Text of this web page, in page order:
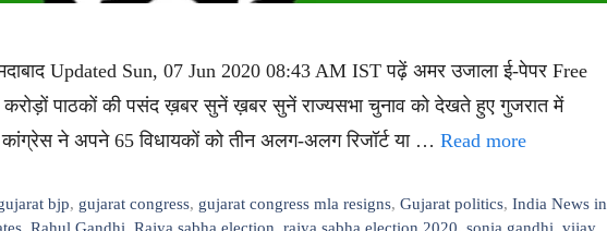
Updated Sun, 07 Jun 2020 08:43 AM IST पढ़ें अमर उजाला ई-पेपर Free
करोड़ों पाठकों की पसंद ख़बर सुनें ख़बर सुनें राज्यसभा चुनाव को देखते हुए गुजरात में
कांग्रेस ने अपने 65 विधायकों को तीन अलग-अलग रिजॉर्ट या … Read more
bjp, gujarat congress, gujarat congress mla resigns,Gujarat politics,India News in
, Rahul Gandhi, Rajya sabha election, rajya sabha election 2020, sonia gandhi, vijay